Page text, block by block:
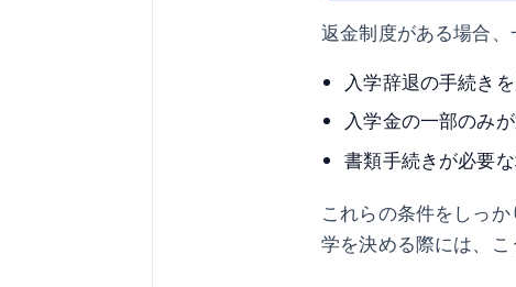
返金制度がある場合、
入学辞退の手続き
入学金の一部のみ
書類手続きが必要
これらの条件をしっ
学を決める際には、こ